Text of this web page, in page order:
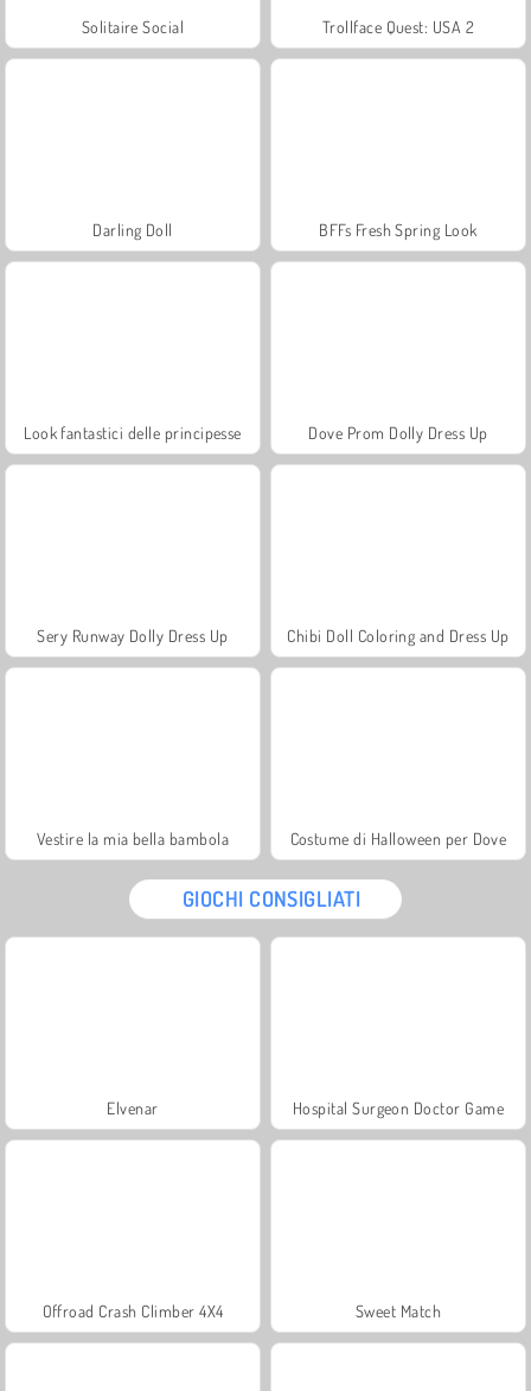
Solitaire Social Trollface Quest: USA 2
Darling Doll BFFs Fresh Spring Look
Look fantastici delle principesse Dove Prom Dolly Dress Up
Sery Runway Dolly Dress Up Chibi Doll Coloring and Dress Up
Vestire la mia bella bambola Costume di Halloween per Dove
GIOCHI CONSIGLIATI
Elvenar Hospital Surgeon Doctor Game
Offroad Crash Climber 4X4 Sweet Match